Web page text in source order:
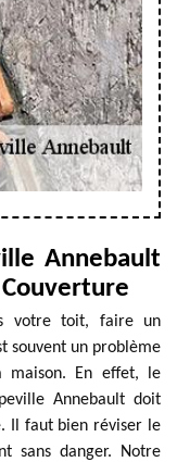
Annebault
votre toit, faire un
souvent un problème
maison. En effet, le
Annebault doit
Il faut bien réviser le
sans danger. Notre